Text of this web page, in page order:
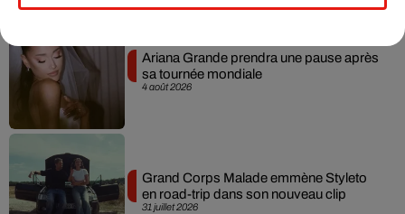
4 août 2026
Ariana Grande prendra une pause après
sa tournée mondiale
31 juillet 2026
Grand Corps Malade emmène Styleto
en road-trip dans son nouveau clip